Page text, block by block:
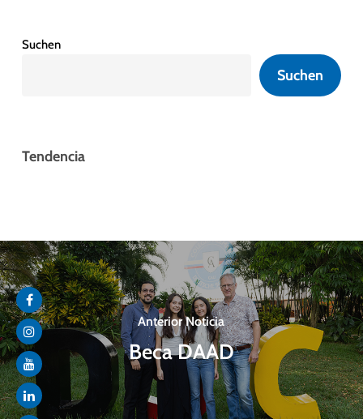
Suchen
Suchen
Tendencia
Anterior Noticia
Beca DAAD